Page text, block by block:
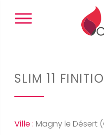
Panneau de gestion des
SLIM 11
Ville : Magny le Désert